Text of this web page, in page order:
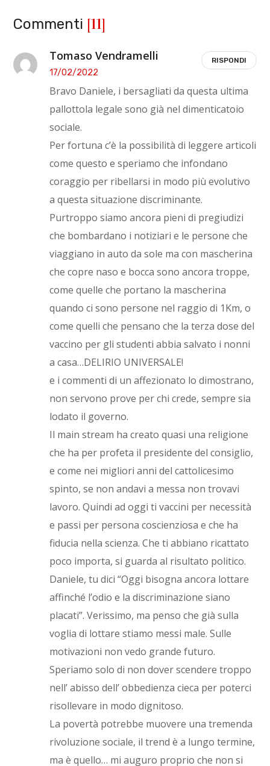
Commenti [11]
Tomaso Vendramelli
17/02/2022
Bravo Daniele, i bersagliati da questa ultima
pallottola legale sono già nel dimenticatoio
sociale.
Per fortuna c’è la possibilità di leggere articoli
come questo e speriamo che infondano
coraggio per ribellarsi in modo più evolutivo
a questa situazione discriminante.
Purtroppo siamo ancora pieni di pregiudizi
che bombardano i notiziari e le persone che
viaggiano in auto da sole ma con mascherina
che copre naso e bocca sono ancora troppe,
come quelle che portano la mascherina
quando ci sono persone nel raggio di 1Km, o
come quelli che pensano che la terza dose del
vaccino per gli studenti abbia salvato i nonni
a casa…DELIRIO UNIVERSALE!
e i commenti di un affezionato lo dimostrano,
non servono prove per chi crede, sempre sia
lodato il governo.
Il main stream ha creato quasi una religione
che ha per profeta il presidente del consiglio,
e come nei migliori anni del cattolicesimo
spinto, se non andavi a messa non trovavi
lavoro. Quindi ad oggi ti vaccini per necessità
e passi per persona coscienziosa e che ha
fiducia nella scienza. Che ti abbiano ricattato
poco importa, si guarda al risultato politico.
Daniele, tu dici “Oggi bisogna ancora lottare
affinché l’odio e la discriminazione siano
placati”. Verissimo, ma penso che già sulla
voglia di lottare stiamo messi male. Sulle
motivazioni non vedo grande futuro.
Speriamo solo di non dover scendere troppo
nell’ abisso dell’ obbedienza cieca per poterci
risollevare in modo dignitoso.
La povertà potrebbe muovere una tremenda
rivoluzione sociale, il trend è a lungo termine,
ma è quello… mi auguro proprio che non si
RISPONDI